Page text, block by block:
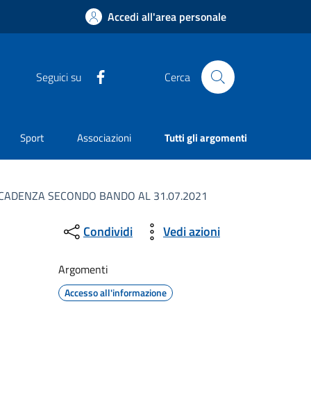
Accedi all'area personale
Seguici su Cerca
Sport Associazioni Tutti gli argomenti
SECONDO BANDO AL 31.07.2021
Condividi Vedi azioni
Argomenti
Accesso all'informazione